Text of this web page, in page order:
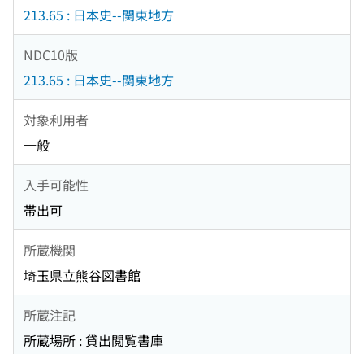
213.65 : 日本史--関東地方
NDC10版
213.65 : 日本史--関東地方
対象利用者
一般
入手可能性
帯出可
所蔵機関
埼玉県立熊谷図書館
所蔵注記
所蔵場所 : 貸出閲覧書庫